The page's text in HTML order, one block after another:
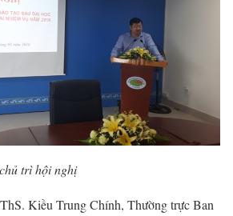
trì hội nghị
Kiều Trung Chính, Thường trực Ban